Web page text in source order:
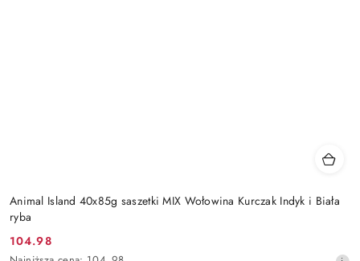
Animal Island 40x85g saszetki MIX Wołowina Kurczak Indyk i Biała
ryba
Cena
104.98